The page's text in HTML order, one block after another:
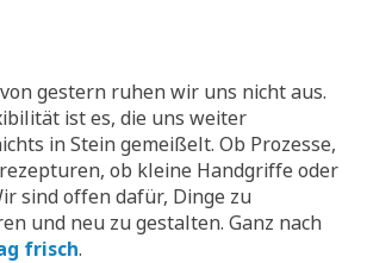
gestern ruhen wir uns nicht aus.
ist es, die uns weiter
in Stein gemeißelt. Ob Prozesse,
ob kleine Handgriffe oder
sind offen dafür, Dinge zu
und neu zu gestalten. Ganz nach
frisch.